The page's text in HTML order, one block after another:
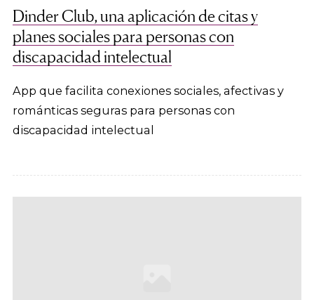
Dinder Club, una aplicación de citas y
planes sociales para personas con
discapacidad intelectual
App que facilita conexiones sociales, afectivas y
románticas seguras para personas con
discapacidad intelectual